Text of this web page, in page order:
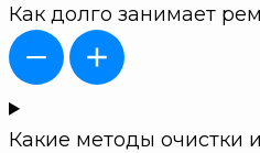
Как долго занимает
Какие методы очистки